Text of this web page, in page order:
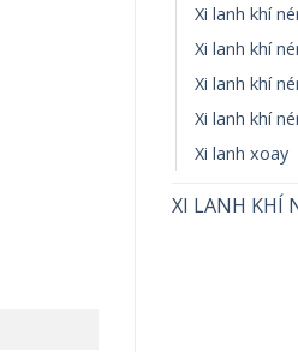
Xi lanh khí
Xi lanh khí
Xi lanh khí
Xi lanh khí
Xi lanh xoay
XI LANH KHÍ